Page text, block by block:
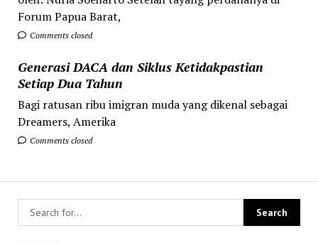
Forum Papua Barat,
Comments closed
Generasi DACA dan Siklus Ketidakpastian
Setiap Dua Tahun
Bagi ratusan ribu imigran muda yang dikenal sebagai
Dreamers, Amerika
Comments closed